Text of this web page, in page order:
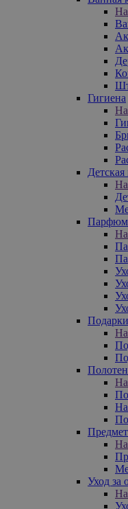
Гигиена
Уход за